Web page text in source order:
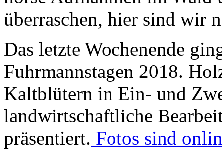
überraschen, hier sind wir
Das letzte Wochenende
Fuhrmannstagen 2018.
Kaltblütern in Ein- und
landwirtschaftliche
präsentiert. Fotos sind